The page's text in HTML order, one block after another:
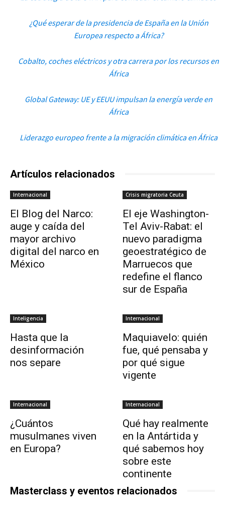
¿Qué esperar de la presidencia de España en la Unión
Europea respecto a África?
Cobalto, coches eléctricos y otra carrera por los recursos en
África
Global Gateway: UE y EEUU impulsan la energía verde en
África
Liderazgo europeo frente a la migración climática en África
Artículos relacionados
Internacional
El Blog del Narco:
auge y caída del
mayor archivo
digital del narco en
México
Crisis migratoria Ceuta
El eje Washington-
Tel Aviv-Rabat: el
nuevo paradigma
geoestratégico de
Marruecos que
redefine el flanco
sur de España
Inteligencia
Hasta que la
desinformación
nos separe
Internacional
Maquiavelo: quién
fue, qué pensaba y
por qué sigue
vigente
Internacional
¿Cuántos
musulmanes viven
en Europa?
Internacional
Qué hay realmente
en la Antártida y
qué sabemos hoy
sobre este
continente
Masterclass y eventos relacionados